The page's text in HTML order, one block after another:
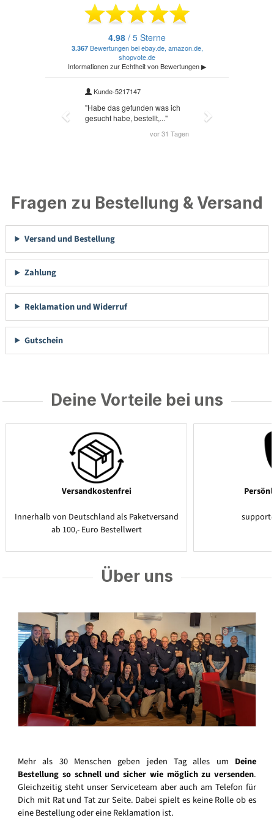
Fragen zu Bestellung & Versand
Versand und Bestellung
Zahlung
Reklamation und Widerruf
Gutschein
Deine Vorteile bei uns
Versandkostenfrei
Innerhalb von Deutschland als Paketversand
ab 100,- Euro Bestellwert
Über uns
Mehr als 30 Menschen geben jeden Tag alles um Deine
Bestellung so schnell und sicher wie möglich zu versenden.
Gleichzeitig steht unser Serviceteam aber auch am Telefon für
Dich mit Rat und Tat zur Seite. Dabei spielt es keine Rolle ob es
eine Bestellung oder eine Reklamation ist.